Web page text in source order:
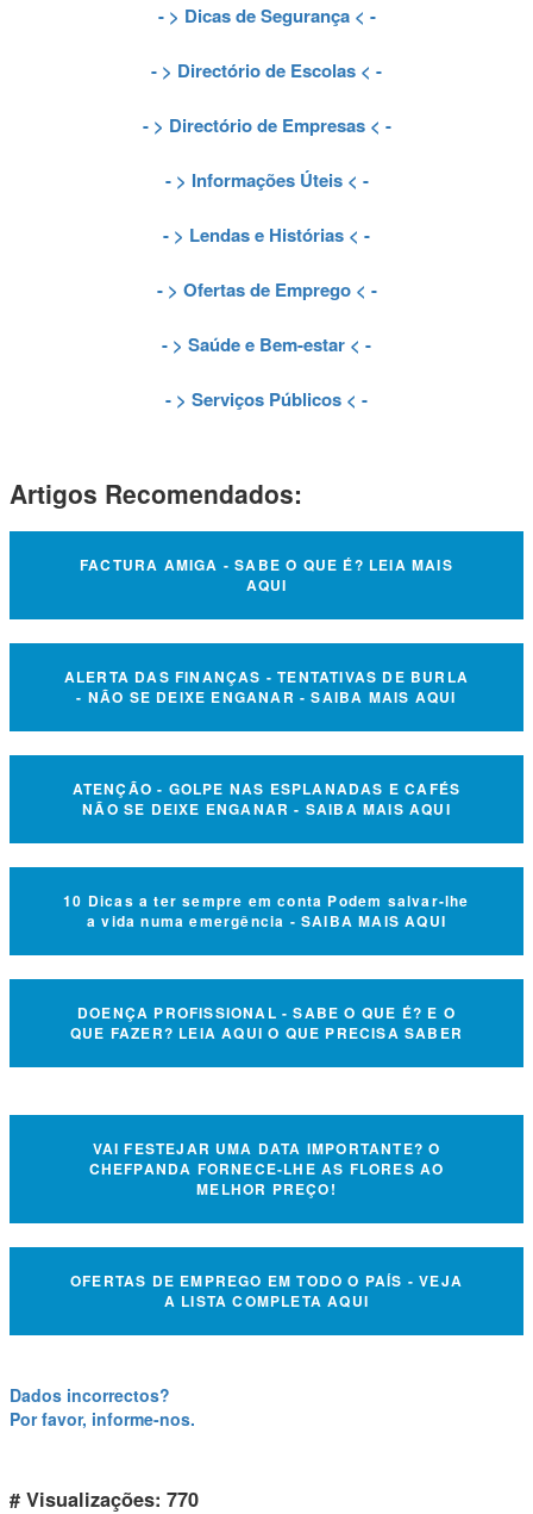
- > Dicas de Segurança< -
- > Directório de Escolas < -
- > Directório de Empresas< -
- > Informações Úteis< -
- > Lendas e Histórias < -
- > Ofertas de Emprego< -
- > Saúde e Bem-estar < -
- > Serviços Públicos < -
Artigos Recomendados:
FACTURA AMIGA - SABE O QUE É? LEIA MAIS
AQUI
ALERTA DAS FINANÇAS - TENTATIVAS DE BURLA
- NÃO SE DEIXE ENGANAR - SAIBA MAIS AQUI
ATENÇÃO - GOLPE NAS ESPLANADAS E CAFÉS
NÃO SE DEIXE ENGANAR - SAIBA MAIS AQUI
10 Dicas a ter sempre em conta Podem salvar-lhe
a vida numa emergência - SAIBA MAIS AQUI
DOENÇA PROFISSIONAL - SABE O QUE É? E O
QUE FAZER? LEIA AQUI O QUE PRECISA SABER
VAI FESTEJAR UMA DATA IMPORTANTE? O
CHEFPANDA FORNECE-LHE AS FLORES AO
MELHOR PREÇO!
OFERTAS DE EMPREGO EM TODO O PAÍS - VEJA
A LISTA COMPLETA AQUI
Dados incorrectos?
Por favor, informe-nos.
# Visualizações: 770